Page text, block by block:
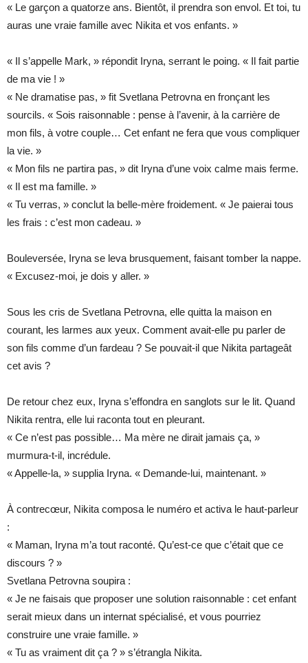
« Le garçon a quatorze ans. Bientôt, il prendra son envol. Et toi, tu
auras une vraie famille avec Nikita et vos enfants. »
« Il s’appelle Mark, » répondit Iryna, serrant le poing. « Il fait partie
de ma vie ! »
« Ne dramatise pas, » fit Svetlana Petrovna en fronçant les
sourcils. « Sois raisonnable : pense à l’avenir, à la carrière de
mon fils, à votre couple… Cet enfant ne fera que vous compliquer
la vie. »
« Mon fils ne partira pas, » dit Iryna d’une voix calme mais ferme.
« Il est ma famille. »
« Tu verras, » conclut la belle-mère froidement. « Je paierai tous
les frais : c’est mon cadeau. »
Boulever­sée, Iryna se leva brusquement, faisant tomber la nappe.
« Excusez-moi, je dois y aller. »
Sous les cris de Svetlana Petrovna, elle quitta la maison en
courant, les larmes aux yeux. Comment avait-elle pu parler de
son fils comme d’un fardeau ? Se pouvait-il que Nikita partageât
cet avis ?
De retour chez eux, Iryna s’effondra en sanglots sur le lit. Quand
Nikita rentra, elle lui raconta tout en pleurant.
« Ce n’est pas possible… Ma mère ne dirait jamais ça, »
murmura-t-il, incrédule.
« Appelle-la, » supplia Iryna. « Demande-lui, maintenant. »
À contrecœur, Nikita composa le numéro et activa le haut-parleur
:
« Maman, Iryna m’a tout raconté. Qu’est-ce que c’était que ce
discours ? »
Svetlana Petrovna soupira :
« Je ne faisais que proposer une solution raisonnable : cet enfant
serait mieux dans un internat spécialisé, et vous pourriez
construire une vraie famille. »
« Tu as vraiment dit ça ? » s’étrangla Nikita.